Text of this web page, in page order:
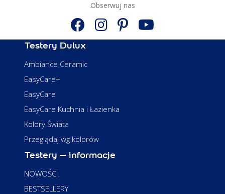
Obserwuj nas
Testery Dulux
Ambiance Ceramic
EasyCare+
EasyCare
EasyCare Kuchnia i Łazienka
Kolory Świata
Przeglądaj wg kolorów
Testery – informacje
NOWOŚCI
BESTSELLERY